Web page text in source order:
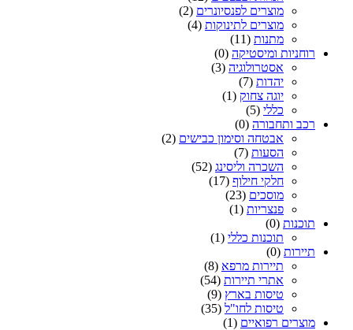
מוצרים לפנסיונרים (2)
מוצרים לתינוקות (4)
מתנות (11)
רוחניות ומיסטיקה (0)
אסטרולוגיה (3)
יהדות (7)
יוגה צחוק (1)
כללי (5)
רכב ותחבורה (0)
אבטחה וסימון כבישים (2)
הסעות (7)
השכרה וליסינג (52)
חלקי חילוף (17)
מוסכים (23)
פנצריות (1)
תוכנות (0)
תוכנות כללי (1)
תיירות (0)
תיירות מרפא (8)
אתרי תיירות (54)
טיסות בארץ (9)
טיסות לחו"ל (35)
מוצרים רפואיים (1)